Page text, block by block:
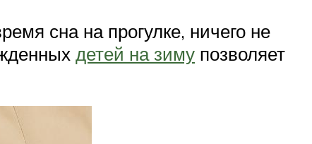
сна на прогулке, ничего не
детей на зиму позволяет